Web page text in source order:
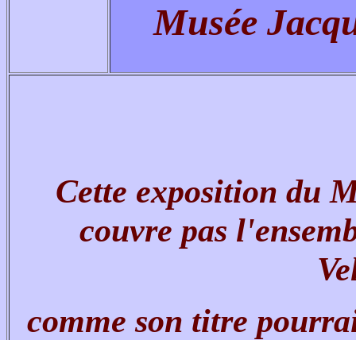
Musée
Cette exposition du
couvre pas
comme son titre